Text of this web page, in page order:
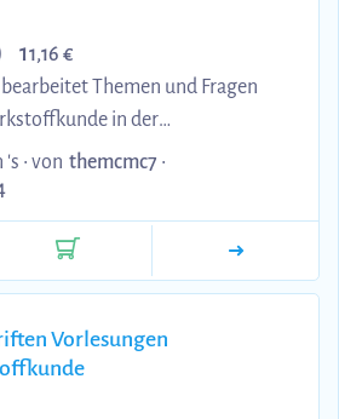
11,16 €
Themen und Fragen
in der
Die Fragen beziehen sich
und die Themen aus dem
• von themcmc7 •
Vorlesungen